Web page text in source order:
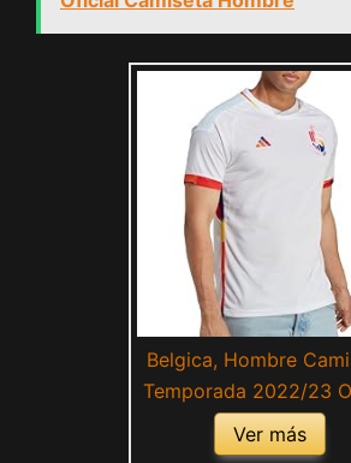
Belgica, Hombre
Temporada 2022/23
Segunda Equipación
Ver más